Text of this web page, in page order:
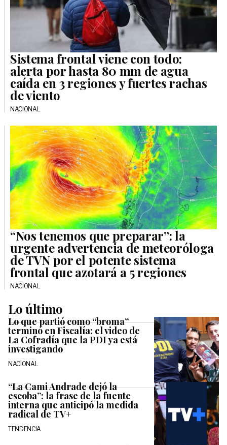
Sistema frontal viene con todo:
alerta por hasta 80 mm de agua
caída en 3 regiones y fuertes rachas
de viento
NACIONAL
“Nos tenemos que preparar”: la
urgente advertencia de meteoróloga
de TVN por el potente sistema
frontal que azotará a 5 regiones
NACIONAL
Lo último
Lo que partió como “broma”
terminó en Fiscalía: el video de
La Cofradía que la PDI ya está
investigando
NACIONAL
“La Cami Andrade dejó la
escoba”: la frase de la fuente
interna que anticipó la medida
radical de TV+
TENDENCIA